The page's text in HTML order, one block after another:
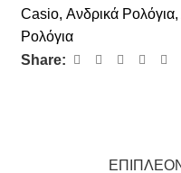
Casio, Ανδρικά Ρολόγια,
Ρολόγια
Share: